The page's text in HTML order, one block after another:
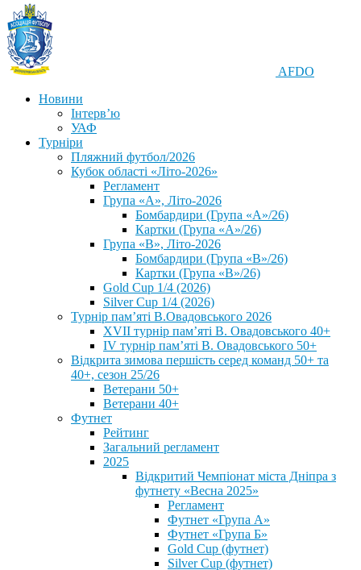
AFDO
Новини
Інтерв’ю
УАФ
Турніри
Пляжний футбол/2026
Кубок області «Літо-2026»
Регламент
Група «А», Літо-2026
Бомбардири (Група «А»/26)
Картки (Група «А»/26)
Група «В», Літо-2026
Бомбардири (Група «В»/26)
Картки (Група «В»/26)
Gold Cup 1/4 (2026)
Silver Cup 1/4 (2026)
Турнір пам’яті В.Овадовського 2026
XVII турнір пам’яті В. Овадовського 40+
IV турнір пам’яті В. Овадовського 50+
Відкрита зимова першість серед команд 50+ та
40+, сезон 25/26
Ветерани 50+
Ветерани 40+
Футнет
Рейтинг
Загальний регламент
2025
Відкритий Чемпіонат міста Дніпра з
футнету «Весна 2025»
Регламент
Футнет «Група А»
Футнет «Група Б»
Gold Cup (футнет)
Silver Cup (футнет)